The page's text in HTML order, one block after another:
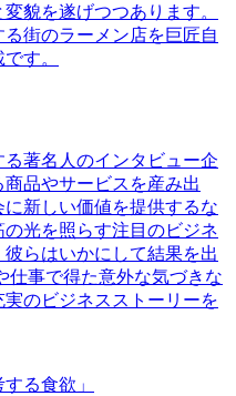
貌を遂げつつあります。
街のラーメン店を巨匠自
す。
著名人のインタビュー企
品やサービスを産み出
新しい価値を提供するな
光を照らす注目のビジネ
らはいかにして結果を出
仕事で得た意外な気づきな
のビジネスストーリーを
る食欲」